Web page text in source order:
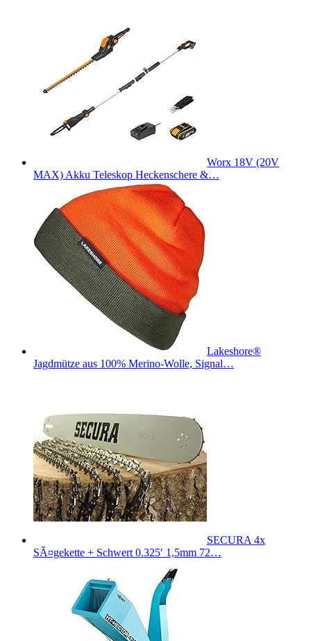
Worx 18V (20V
MAX) Akku Teleskop Heckenschere &…
Lakeshore®
Jagdmütze aus 100% Merino-Wolle, Signal…
SECURA 4x
SÃ¤gekette + Schwert 0.325′ 1,5mm 72…